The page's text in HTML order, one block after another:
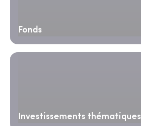
Fonds
Investissements thématiques